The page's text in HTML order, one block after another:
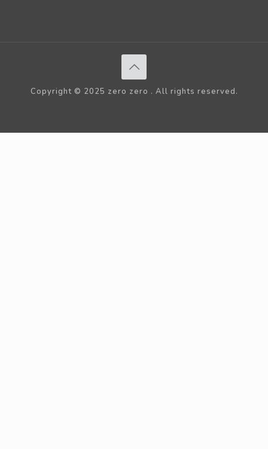
Copyright © 2025 zero zero . All rights reserved.